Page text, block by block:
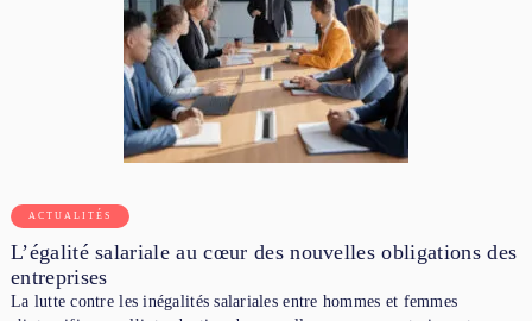
ACTUALITÉS
L’égalité salariale au cœur des nouvelles obligations des
entreprises
La lutte contre les inégalités salariales entre hommes et femmes